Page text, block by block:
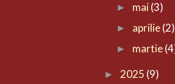
► mai(3)
► aprilie(2)
► martie
► 2025 (9)